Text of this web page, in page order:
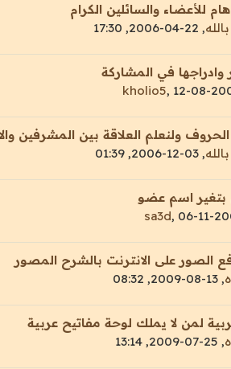
للأعضاء والسائلين الكرام
,
22-04-2006, 17:30
في المشاركة
kholio5, 12-08-
ولنعلم العلاقة بين المشرفين
,
03-12-2006, 01:39
بتغير اسم عضو
sa3d, 06-11-
الصور على الانترنت بالشرح المصور
,
13-08-2009, 08:32
لمن لا يملك لوحة مفاتيح عربية
,
25-07-2009, 13:14